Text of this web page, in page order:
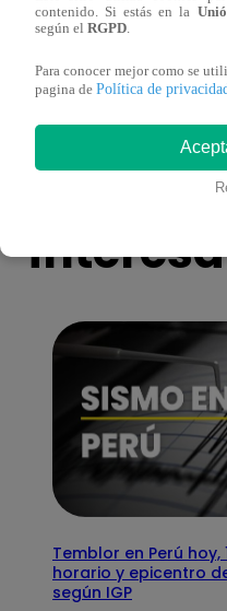
eres tú”: una historia de
Temblor en Perú
horario y epicentro
según IGP
contenido. Si estás en la
según el RGPD.
Para conocer mejor como se
pagina de Política de